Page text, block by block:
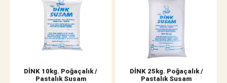
DİNK 10kg. Poğaçalık /
Pastalık Susam
DİNK 25kg. Poğaçalık /
Pastalık Susam